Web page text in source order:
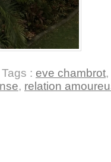
Tags : eve chambrot,
, relation